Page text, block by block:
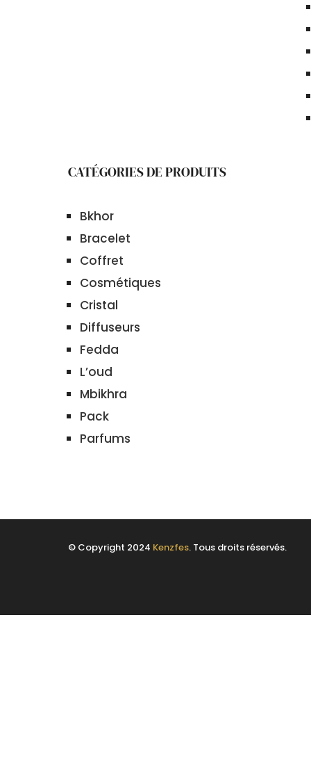
CATÉGORIES DE PRODUITS
Bkhor
Bracelet
Coffret
Cosmétiques
Cristal
Diffuseurs
Fedda
L’oud
Mbikhra
Pack
Parfums
© Copyright 2024 Kenzfes. Tous droits réservés.